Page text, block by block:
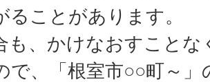
ることがあります。
、かけなおすことな
で、「根室市○○町～」